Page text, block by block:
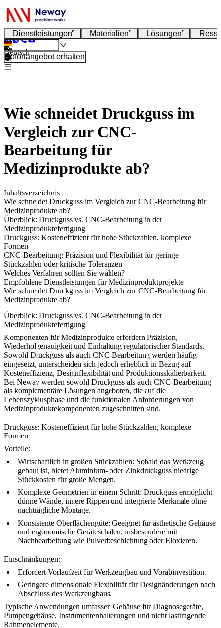
Dienstleistungen Materialien Lösungen
Deutsch
Sofortangebot erhalten
Wie schneidet Druckguss im
Vergleich zur CNC-
Bearbeitung für
Medizinprodukte ab?
Inhaltsverzeichnis
Wie schneidet Druckguss im Vergleich zur CNC-Bearbeitung für
Medizinprodukte ab?
Überblick: Druckguss vs. CNC-Bearbeitung in der
Medizinproduktefertigung
Druckguss: Kosteneffizient für hohe Stückzahlen, komplexe
Formen
CNC-Bearbeitung: Präzision und Flexibilität für geringe
Stückzahlen oder kritische Toleranzen
Welches Verfahren sollten Sie wählen?
Empfohlene Dienstleistungen für Medizinproduktprojekte
Wie schneidet Druckguss im Vergleich zur CNC-Bearbeitung für
Medizinprodukte ab?
Überblick: Druckguss vs. CNC-Bearbeitung in der
Medizinproduktefertigung
Komponenten für Medizinprodukte erfordern Präzision,
Wiederholgenauigkeit und Einhaltung regulatorischer Standards.
Sowohl Druckguss als auch CNC-Bearbeitung werden häufig
eingesetzt, unterscheiden sich jedoch erheblich in Bezug auf
Kosteneffizienz, Designflexibilität und Produktionsskalierbarkeit.
Bei Neway werden sowohl Druckguss als auch CNC-Bearbeitung
als komplementäre Lösungen angeboten, die auf die
Lebenszyklusphase und die funktionalen Anforderungen von
Medizinproduktekomponenten zugeschnitten sind.
Druckguss: Kosteneffizient für hohe Stückzahlen, komplexe
Formen
Vorteile:
Wirtschaftlich in großen Stückzahlen: Sobald das Werkzeug
gebaut ist, bietet Aluminium- oder Zinkdruckguss niedrige
Stückkosten für große Mengen.
Komplexe Geometrien in einem Schritt: Druckguss ermöglicht
dünne Wände, innere Rippen und integrierte Merkmale ohne
nachträgliche Montage.
Konsistente Oberflächengüte: Geeignet für ästhetische Gehäuse
und ergonomische Geräteschalen, insbesondere mit
Nachbearbeitung wie Pulverbeschichtung oderEloxieren.
Einschränkungen:
Erfordert Vorlaufzeit für Werkzeugbau und Vorabinvestition.
Geringere dimensionale Flexibilität für Designänderungen nach
Abschluss des Werkzeugbaus.
Typische Anwendungen umfassen Gehäuse für Diagnosegeräte,
Pumpengehäuse, Instrumentenhalterungen und nicht lasttragende
Rahmenelemente.